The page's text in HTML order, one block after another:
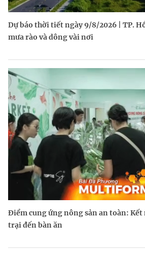
Dự báo thời tiết ngày 9/8/2026 | TP.
mưa rào và dông vài nơi
Điểm cung ứng nông sản an toàn:
trại đến bàn ăn